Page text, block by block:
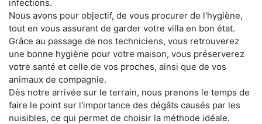
infections.
Nous avons pour objectif, de vous procurer de l'hygiène,
tout en vous assurant de garder votre villa en bon état.
Grâce au passage de nos techniciens, vous retrouverez
une bonne hygiène pour votre maison, vous préserverez
votre santé et celle de vos proches, ainsi que de vos
animaux de compagnie.
Dès notre arrivée sur le terrain, nous prenons le temps de
faire le point sur l'importance des dégâts causés par les
nuisibles, ce qui permet de choisir la méthode idéale.